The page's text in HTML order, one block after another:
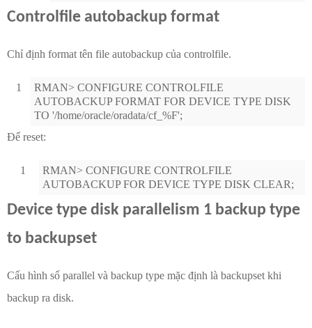
Controlfile autobackup format
Chỉ định format tên file autobackup của controlfile.
1
RMAN> CONFIGURE CONTROLFILE
AUTOBACKUP FORMAT FOR DEVICE TYPE DISK
TO '/home/oracle/oradata/cf_%F';
Để reset:
1
RMAN> CONFIGURE CONTROLFILE
AUTOBACKUP FOR DEVICE TYPE DISK CLEAR;
Device type disk parallelism 1 backup type
to backupset
Cấu hình số parallel và backup type mặc định là backupset khi
backup ra disk.